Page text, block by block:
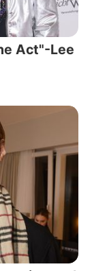
Act"-Lee